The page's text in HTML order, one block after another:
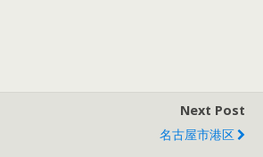
Next Post
名古屋市港区